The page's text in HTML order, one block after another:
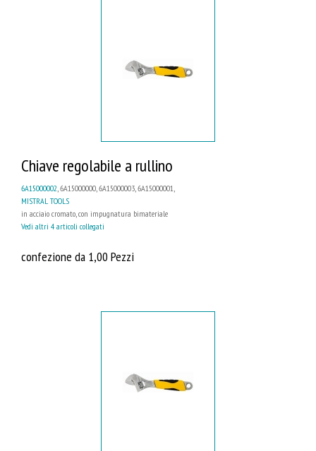
Chiave regolabile a rullino
6A15000002, 6A15000000, 6A15000003, 6A15000001,
MISTRAL TOOLS
in acciaio cromato, con impugnatura bimateriale
Vedi altri 4 articoli collegati
confezione da 1,00 Pezzi